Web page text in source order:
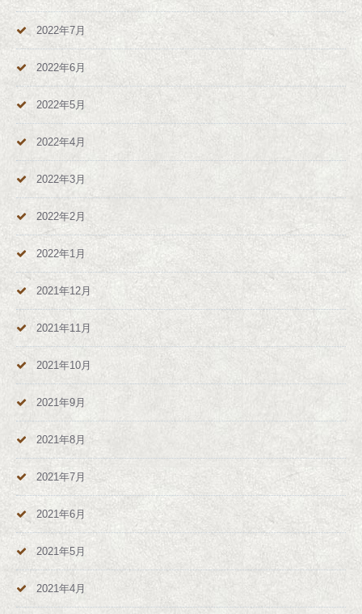
2022年7月
2022年6月
2022年5月
2022年4月
2022年3月
2022年2月
2022年1月
2021年12月
2021年11月
2021年10月
2021年9月
2021年8月
2021年7月
2021年6月
2021年5月
2021年4月